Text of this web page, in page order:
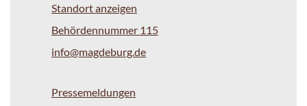
Standort anzeigen
Behördennummer 115
info@magdeburg.de
Pressemeldungen